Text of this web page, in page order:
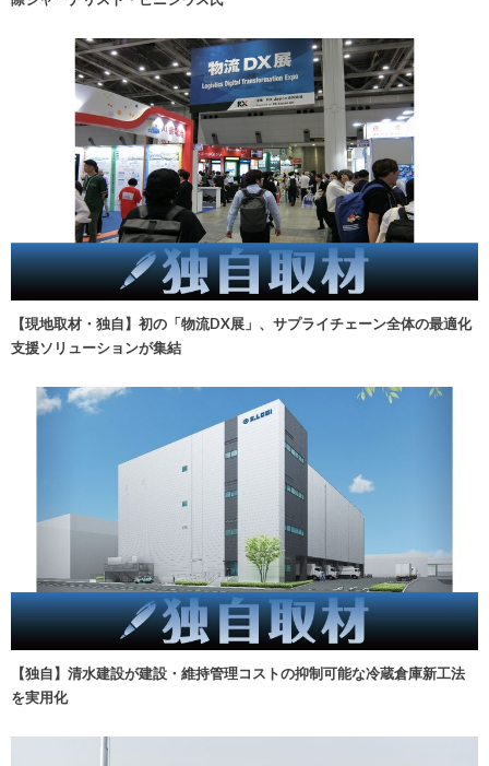
【現地取材・独自】初の「物流DX展」、サプライチェーン全体の最適化
支援ソリューションが集結
【独自】清水建設が建設・維持管理コストの抑制可能な冷蔵倉庫新工法
を実用化